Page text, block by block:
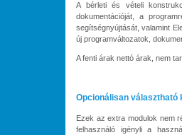
A bérleti és vételi
dokumentációját, a
segítségnyújtását, valamint
új programváltozatok,
A fenti árak nettó árak, nem
Opcionálisan választható
Ezek az extra modulok nem
felhasználó igényli a